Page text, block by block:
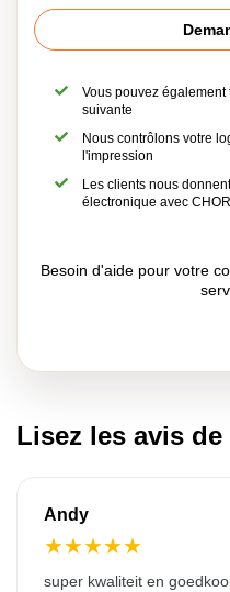
Vous pouvez
suivante
Nous contrôlons votre
l'impression
Les clients nous
électronique avec
Besoin d'aide pour votre
Lisez les avis
Andy
★★★★★
super kwaliteit en